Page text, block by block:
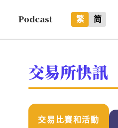
Podcast 繁 简
交易所快訊
交易比賽和活動